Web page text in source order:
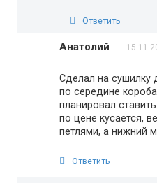
Ответить
Анатолий
Сделал на сушилку
по середине короба
планировал
по цене кусается,
петлями, а нижний
Ответить